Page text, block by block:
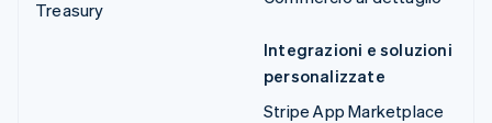
Treasury
Integrazioni e soluzioni
personalizzate
Stripe App Marketplace